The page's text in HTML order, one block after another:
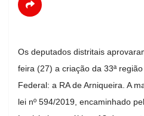
Os deputados distritais
feira (27) a criação da 33ª
Federal: a RA de Arniqueira. A
lei nº 594/2019, encaminhado